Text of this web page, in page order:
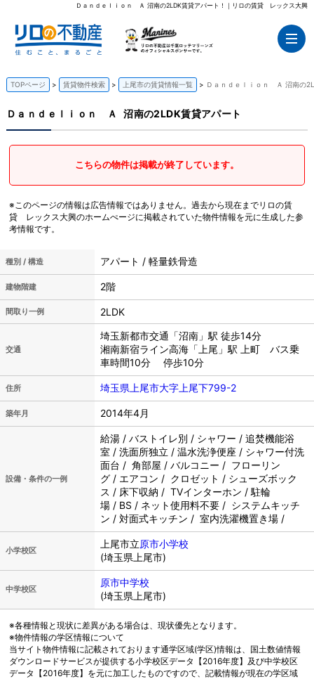
Ｄａｎｄｅｌｉｏｎ Ａ 沼南の2LDK賃貸アパート！｜リロの賃貸 レックス大興
TOPページ 賃貸物件検索 上尾市の賃貸情報一覧 Ｄａｎｄｅｌｉｏｎ Ａ 沼南の
Ｄａｎｄｅｌｉｏｎ Ａ 沼南の2LDK賃貸アパート
こちらの物件は掲載が終了しています。
※このページの情報は広告情報ではありません。過去から現在までリロの賃
貸 レックス大興のホームぺージに掲載されていた物件情報を元に生成した参
考情報です。
種別 / 構造 アパート / 軽量鉄骨造
建物階建 2階
間取り一例 2LDK
交通
埼玉新都市交通「沼南」駅 徒歩14分
湘南新宿ライン高海「上尾」駅 上町 バス乗
車時間10分 停歩10分
住所 埼玉県上尾市大字上尾下799-2
築年月 2014年4月
設備・条件の一例
給湯 / バストイレ別 / シャワー / 追焚機能浴
室 / 洗面所独立 / 温水洗浄便座 / シャワー付洗
面台 / 角部屋 / バルコニー / フローリン
グ / エアコン / クロゼット / シューズボック
ス / 床下収納 / TVインターホン / 駐輪
場 / BS / ネット使用料不要 / システムキッチ
ン / 対面式キッチン / 室内洗濯機置き場 /
小学校区
上尾市立原市小学校
(埼玉県上尾市)
中学校区
原市中学校
(埼玉県上尾市)
※各種情報と現状に差異がある場合は、現状優先となります。
※物件情報の学区情報について
当サイト物件情報に記載されております通学区域(学区)情報は、国土数値情報
ダウンロードサービスが提供する小学校区データ【2016年度】及び中学校区
データ【2016年度】を元に加工したものですので、記載情報が現在の学区域